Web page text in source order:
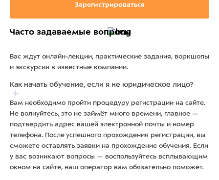
Зарегистрироваться
Часто задаваемые вопросы
Вас ждут онлайн-лекции, практические задания, воркшопы
и экскурсии в известные компании.
Как начать обучение, если я не юридическое лицо?
Вам необходимо пройти процедуру регистрации на сайте.
Не волнуйтесь, это не займёт много времени, главное —
подтвердить адрес вашей электронной почты и номер
телефона. После успешного прохождения регистрации, вы
сможете оставлять заявки на прохождение обучения. Если
у вас возникают вопросы — воспользуйтесь всплывающим
окном на сайте, наш оператор вам обязательно поможет.